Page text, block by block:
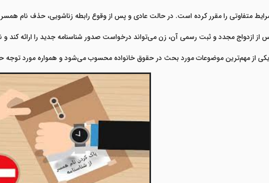
متفاوتی را مقرر کرده است. در حالت عادی و پس از وقوع رابطه زناشویی، حذف نام همسر
ازدواج مجدد و ثبت رسمی آن، زن می‌تواند درخواست صدور شناسنامه جدید را ارائه کند
یکی از مهم‌ترین موضوعات مورد بحث در حقوق خانواده محسوب می‌شود و همواره مورد توجه